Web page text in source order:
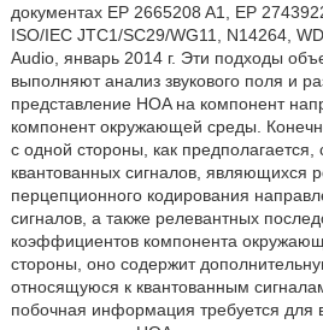
документах EP 2665208 A1, EP
ISO/IEC JTC1/SC29/WG11, N14264,
Audio, январь 2014 г. Эти подходы
выполняют анализ звукового поля и
представление HOA на компонент
компонент окружающей среды.
с одной стороны, как предполагается,
квантованных сигналов, являющихся
перцепционного кодирования
сигналов, а также релевантных
коэффициентов компонента
стороны, оно содержит
относящуюся к квантованным
побочная информация требуется для